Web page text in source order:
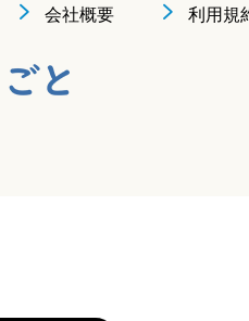
会社概要 利用規